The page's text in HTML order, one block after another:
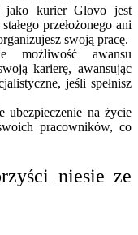
jako kurier Glovo jest
przełożonego ani
swoją pracę.
możliwość awansu
karierę, awansując
jeśli spełnisz
ubezpieczenie na życie
pracowników, co
niesie ze